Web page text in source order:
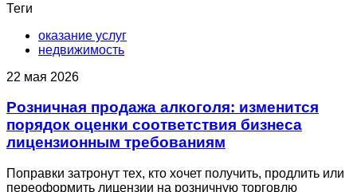
Теги
оказание услуг
недвижимость
22 мая 2026
Розничная продажа алкоголя: изменится
порядок оценки соответствия бизнеса
лицензионным требованиям
Поправки затронут тех, кто хочет получить, продлить или
переоформить лицензии на розничную торговлю